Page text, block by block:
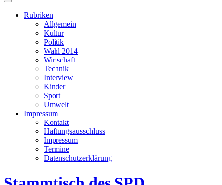
Suchfeld
ein-/ausblenden
Rubriken
Allgemein
Kultur
Politik
Wahl 2014
Wirtschaft
Technik
Interview
Kinder
Sport
Umwelt
Impressum
Kontakt
Haftungsausschluss
Impressum
Termine
Datenschutzerklärung